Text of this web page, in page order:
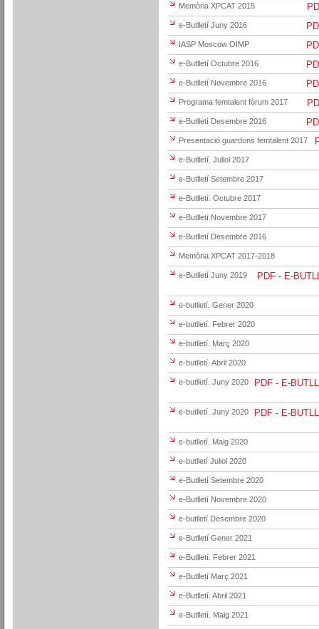
Memòria XPCAT 2015
e-Butlletí Juny 2016
IASP Moscow OIMP
e-Butlletí Octubre 2016
e-Butlletí Novembre 2016
Programa femtalent fòrum 2017
e-Butlletí Desembre 2016
Presentació guardons femtalent 2017
e-Butlletí. Juliol 2017
e-Butlletí Setembre 2017
e-Butlletí. Octubre 2017
e-Butlletí Novembre 2017
e-Butlletí Desembre 2016
Memòria XPCAT 2017-2018
e-Butlletí Juny 2019 PDF - E-
e-butlletí. Gener 2020
e-butlletí. Febrer 2020
e-butlletí. Març 2020
e-butlletí. Abril 2020
e-butlletí. Juny 2020 PDF - E-
e-butlletí. Juny 2020 PDF - E-
e-butlletí. Maig 2020
e-butlletí Juliol 2020
e-Butlletí Setembre 2020
e-Butlletí Novembre 2020
e-butlletí Desembre 2020
e-Butlletí Gener 2021
e-Butlletí. Febrer 2021
e-Butlletí Març 2021
e-Butlletí. Abril 2021
e-Butlletí. Maig 2021